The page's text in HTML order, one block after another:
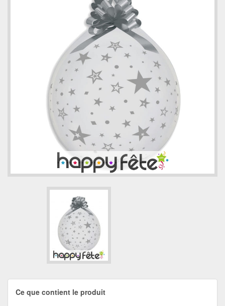
Ce que contient le produit